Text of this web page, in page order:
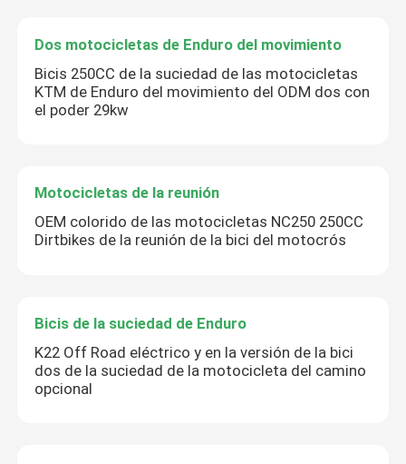
Sobre nosotros
Viaje de la fábrica
Éntrenos en contacto con
Dos motocicletas de Enduro del movimiento
Dos motocicletas de Enduro del movimiento
Bicis 250CC de la suciedad de las motocicletas
KTM de Enduro del movimiento del ODM dos con
el poder 29kw
Motocicletas de la reunión
OEM colorido de las motocicletas NC250 250CC
Dirtbikes de la reunión de la bici del motocrós
Bicis de la suciedad de Enduro
K22 Off Road eléctrico y en la versión de la bici
dos de la suciedad de la motocicleta del camino
opcional